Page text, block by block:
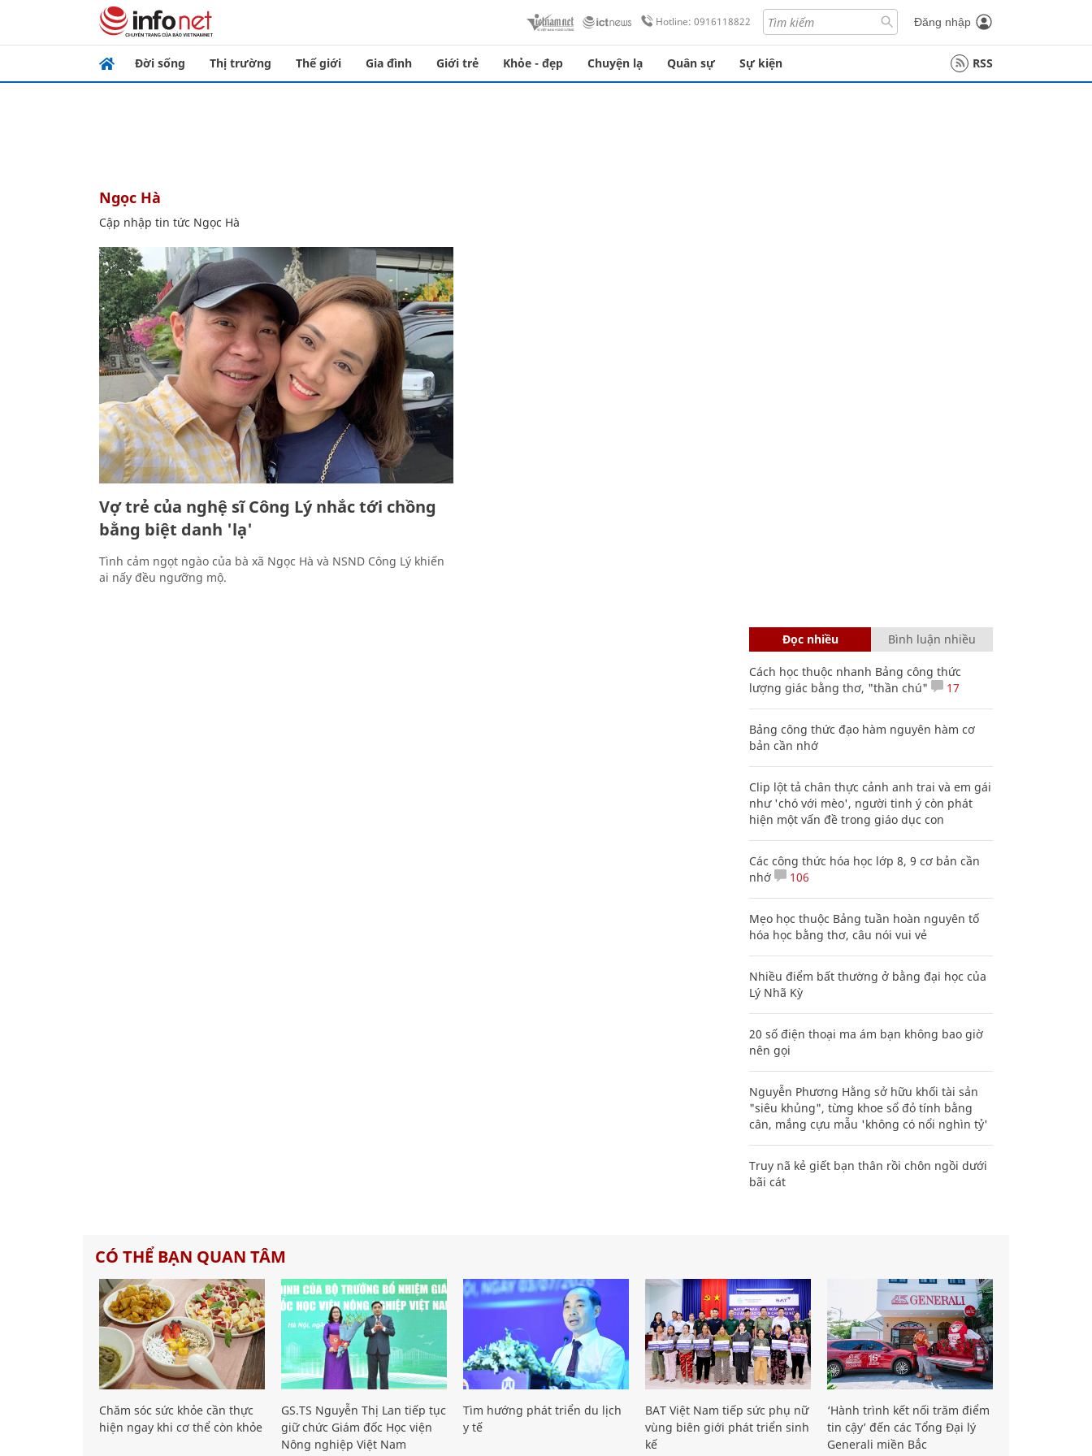
Hotline: 0916118822 Đăng nhập
Đời sống Thị trường Thế giới Gia đình Giới trẻ Khỏe - đẹp Chuyện lạ Quân sự Sự kiện RSS
Ngọc Hà
Cập nhập tin tức Ngọc Hà
Vợ trẻ của nghệ sĩ Công Lý nhắc tới chồng
bằng biệt danh 'lạ'
Tình cảm ngọt ngào của bà xã Ngọc Hà và NSND Công Lý khiến
ai nấy đều ngưỡng mộ.
Đọc nhiều Bình luận nhiều
Cách học thuộc nhanh Bảng công thức
lượng giác bằng thơ, "thần chú"
17
Bảng công thức đạo hàm nguyên hàm cơ
bản cần nhớ
Clip lột tả chân thực cảnh anh trai và em gái
như 'chó với mèo', người tinh ý còn phát
hiện một vấn đề trong giáo dục con
Các công thức hóa học lớp 8, 9 cơ bản cần
nhớ
106
Mẹo học thuộc Bảng tuần hoàn nguyên tố
hóa học bằng thơ, câu nói vui vẻ
Nhiều điểm bất thường ở bằng đại học của
Lý Nhã Kỳ
20 số điện thoại ma ám bạn không bao giờ
nên gọi
Nguyễn Phương Hằng sở hữu khối tài sản
"siêu khủng", từng khoe sổ đỏ tính bằng
cân, mắng cựu mẫu 'không có nổi nghìn tỷ'
Truy nã kẻ giết bạn thân rồi chôn ngồi dưới
bãi cát
CÓ THỂ BẠN QUAN TÂM
Chăm sóc sức khỏe cần thực
hiện ngay khi cơ thể còn khỏe
GS.TS Nguyễn Thị Lan tiếp tục
giữ chức Giám đốc Học viện
Nông nghiệp Việt Nam
Tìm hướng phát triển du lịch
y tế
BAT Việt Nam tiếp sức phụ nữ
vùng biên giới phát triển sinh
kế
‘Hành trình kết nối trăm điểm
tin cậy’ đến các Tổng Đại lý
Generali miền Bắc